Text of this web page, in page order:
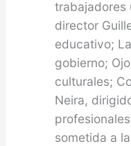
trabajadores
director
educativo;
gobierno;
culturales;
Neira,
sometida a